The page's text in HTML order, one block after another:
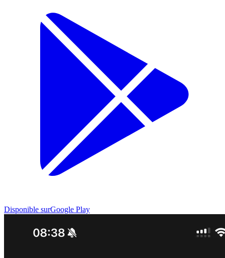
Disponible surGoogle Play